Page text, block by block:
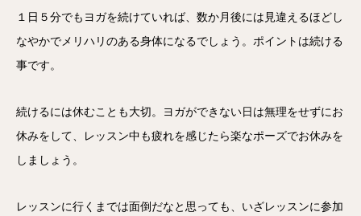
１日５分でもヨガを続けていれば、数か月後には見違えるほどし
なやかでメリハリのある身体になるでしょう。ポイントは続ける
事です。
続けるには休むことも大切。ヨガができない日は無理をせずにお
休みをして、レッスン中も疲れを感じたら楽なポーズでお休みを
しましょう。
レッスンに行くまでは面倒だなと思っても、いざレッスンに参加